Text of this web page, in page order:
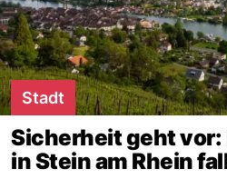
Stadt
Sicherheit geht vor:
in Stein am Rhein